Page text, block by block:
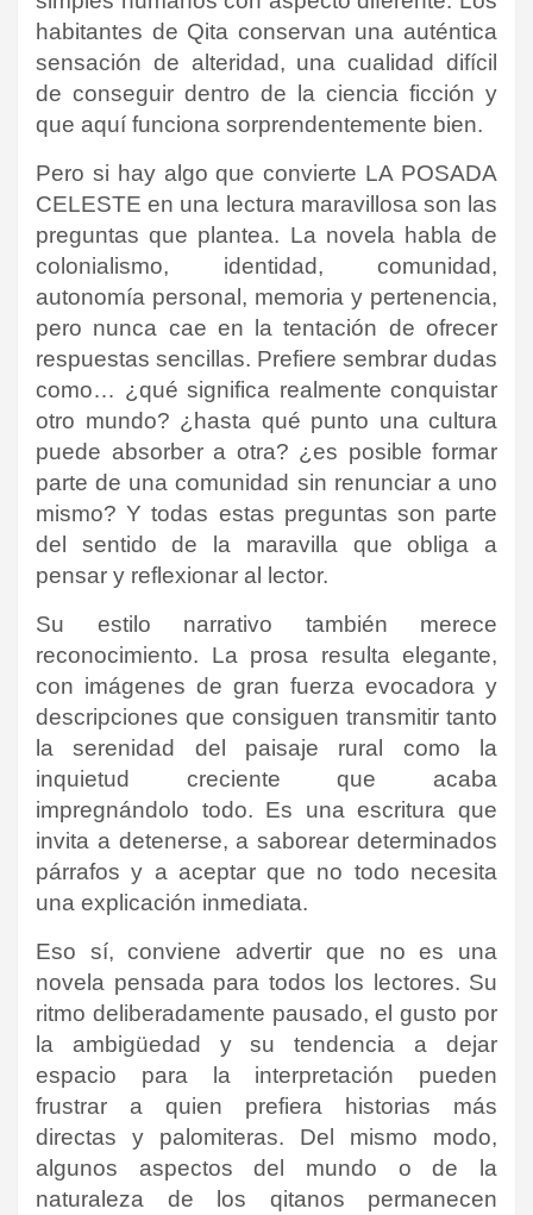
habitantes de Qita conservan una auténtica
sensación de alteridad, una cualidad difícil
de conseguir dentro de la ciencia ficción y
que aquí funciona sorprendentemente bien.
Pero si hay algo que convierte LA POSADA
CELESTE en una lectura maravillosa son las
preguntas que plantea. La novela habla de
colonialismo, identidad, comunidad,
autonomía personal, memoria y pertenencia,
pero nunca cae en la tentación de ofrecer
respuestas sencillas. Prefiere sembrar dudas
como… ¿qué significa realmente conquistar
otro mundo? ¿hasta qué punto una cultura
puede absorber a otra? ¿es posible formar
parte de una comunidad sin renunciar a uno
mismo? Y todas estas preguntas son parte
del sentido de la maravilla que obliga a
pensar y reflexionar al lector.
Su estilo narrativo también merece
reconocimiento. La prosa resulta elegante,
con imágenes de gran fuerza evocadora y
descripciones que consiguen transmitir tanto
la serenidad del paisaje rural como la
inquietud creciente que acaba
impregnándolo todo. Es una escritura que
invita a detenerse, a saborear determinados
párrafos y a aceptar que no todo necesita
una explicación inmediata.
Eso sí, conviene advertir que no es una
novela pensada para todos los lectores. Su
ritmo deliberadamente pausado, el gusto por
la ambigüedad y su tendencia a dejar
espacio para la interpretación pueden
frustrar a quien prefiera historias más
directas y palomiteras. Del mismo modo,
algunos aspectos del mundo o de la
naturaleza de los qitanos permanecen